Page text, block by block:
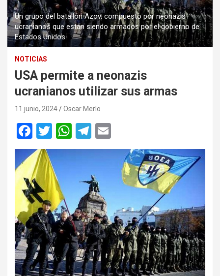
Un grupo del batallón Azov, compuesto por neonazis
ucranianos que están siendo armados por el gobierno de
Estados Unidos.
NOTICIAS
USA permite a neonazis
ucranianos utilizar sus armas
11 junio, 2024 Oscar Merlo
F
a
ce
b
o
o
k
T
wi
tt
er
W
h
at
s
A
p
p
T
el
e
gr
a
m
m
ail